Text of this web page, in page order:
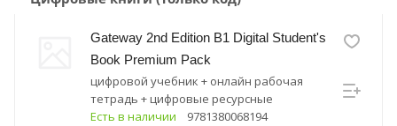
Gateway 2nd Edition B1 Digital Student's
Book Premium Pack
цифровой учебник + онлайн рабочая
тетрадь + цифровые ресурсные
материалы
Есть в наличии 9781380068194